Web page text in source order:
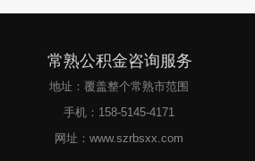
常熟公积金咨询服务
地址：覆盖整个常熟市范围
手机：158-5145-4171
网址：www.szrbsxx.com